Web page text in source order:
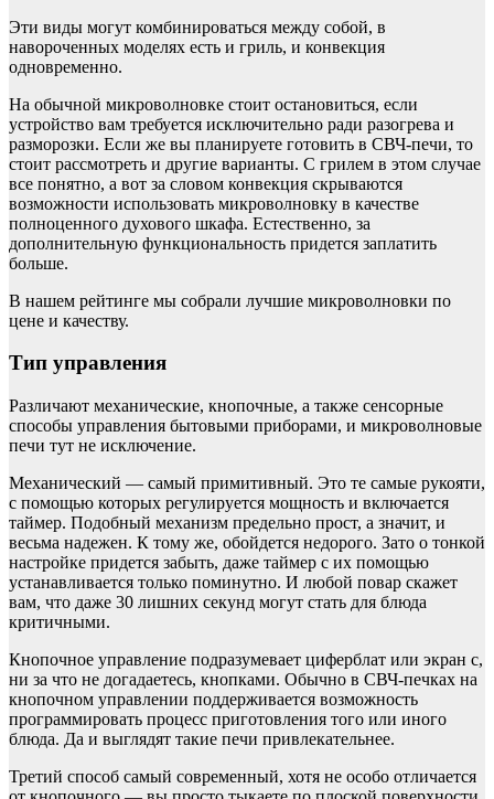
Эти виды могут комбинироваться между собой, в
навороченных моделях есть и гриль, и конвекция
одновременно.
На обычной микроволновке стоит остановиться, если
устройство вам требуется исключительно ради разогрева и
разморозки. Если же вы планируете готовить в СВЧ-печи, то
стоит рассмотреть и другие варианты. С грилем в этом случае
все понятно, а вот за словом конвекция скрываются
возможности использовать микроволновку в качестве
полноценного духового шкафа. Естественно, за
дополнительную функциональность придется заплатить
больше.
В нашем рейтинге мы собрали лучшие микроволновки по
цене и качеству.
Тип управления
Различают механические, кнопочные, а также сенсорные
способы управления бытовыми приборами, и микроволновые
печи тут не исключение.
Механический — самый примитивный. Это те самые рукояти,
с помощью которых регулируется мощность и включается
таймер. Подобный механизм предельно прост, а значит, и
весьма надежен. К тому же, обойдется недорого. Зато о тонкой
настройке придется забыть, даже таймер с их помощью
устанавливается только поминутно. И любой повар скажет
вам, что даже 30 лишних секунд могут стать для блюда
критичными.
Кнопочное управление подразумевает циферблат или экран с,
ни за что не догадаетесь, кнопками. Обычно в СВЧ-печках на
кнопочном управлении поддерживается возможность
программировать процесс приготовления того или иного
блюда. Да и выглядят такие печи привлекательнее.
Третий способ самый современный, хотя не особо отличается